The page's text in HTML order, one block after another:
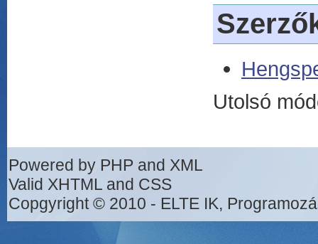
Utolsó
Powered by PHP and XML
Valid XHTML and CSS
Copgyright © 2010 - ELTE IK,